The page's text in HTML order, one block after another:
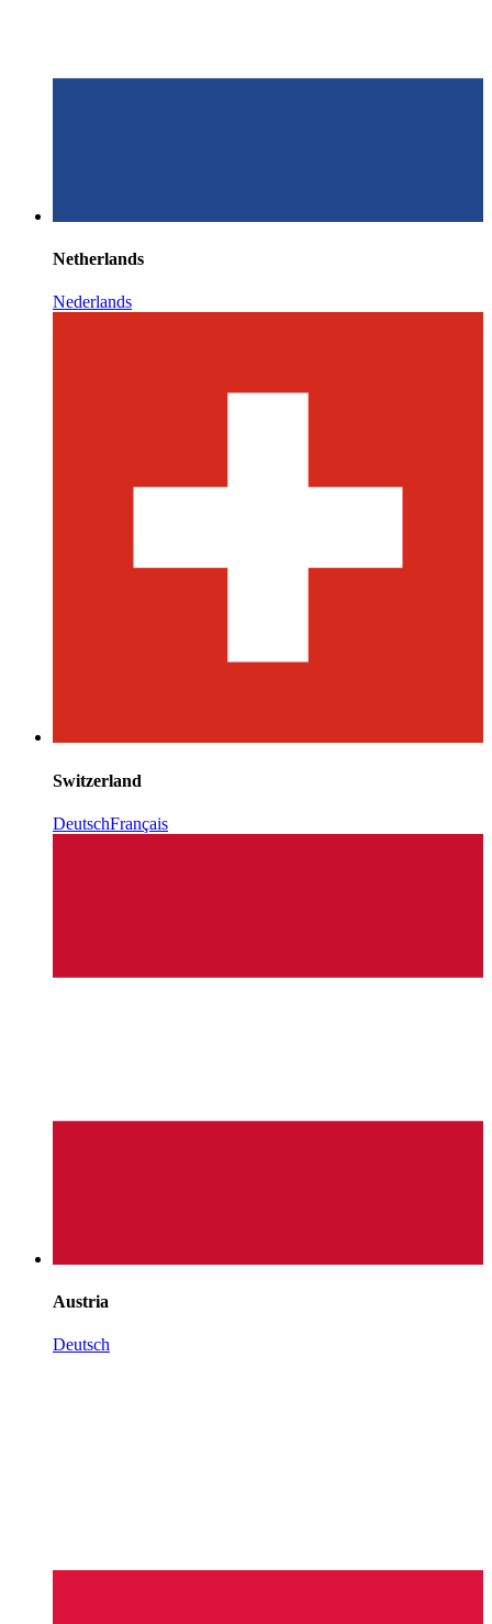
Netherlands
Nederlands
Switzerland
DeutschFrançais
Austria
Deutsch